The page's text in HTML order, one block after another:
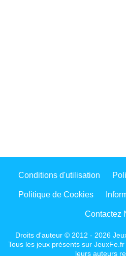
Conditions d'utilisation
Politique de Cookies
Contactez
Droits d'auteur © 2012 - 2026
Tous les jeux présents sur
leurs auteurs